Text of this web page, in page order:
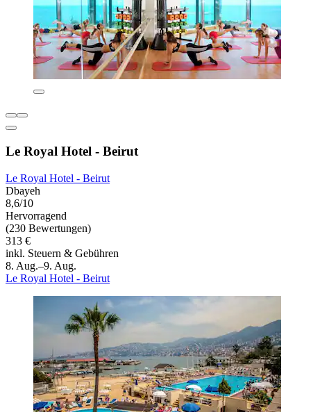
Le Royal Hotel - Beirut
Le Royal Hotel - Beirut
Dbayeh
8,6/10
Hervorragend
(230 Bewertungen)
313 €
inkl. Steuern & Gebühren
8. Aug.–9. Aug.
Le Royal Hotel - Beirut